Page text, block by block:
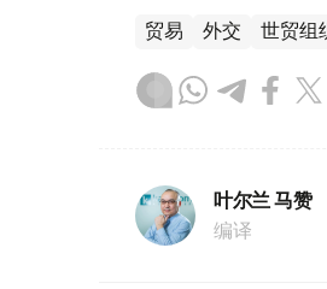
贸易 外交 世贸组
叶尔兰 马赞
编译